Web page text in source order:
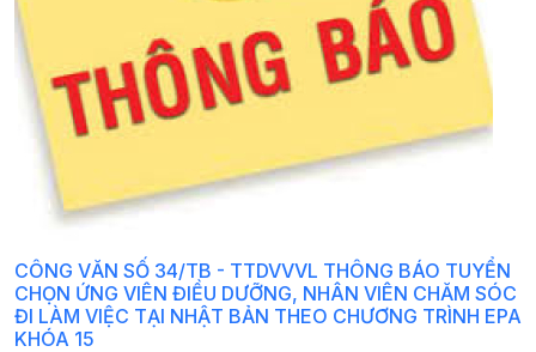
CÔNG VĂN SỐ 34/TB - TTDVVVL THÔNG BÁO TUYỂN
CHỌN ỨNG VIÊN ĐIỀU DƯỠNG, NHÂN VIÊN CHĂM SÓC
ĐI LÀM VIỆC TẠI NHẬT BẢN THEO CHƯƠNG TRÌNH EPA
KHÓA 15